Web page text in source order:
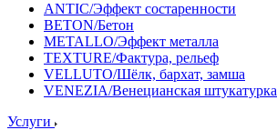
ANTIC/Эффект состаренности
BETON/Бетон
METALLO/Эффект металла
TEXTURE/Фактура, рельеф
VELLUTO/Шёлк, бархат, замша
VENEZIA/Венецианская штукатурка
Услуги